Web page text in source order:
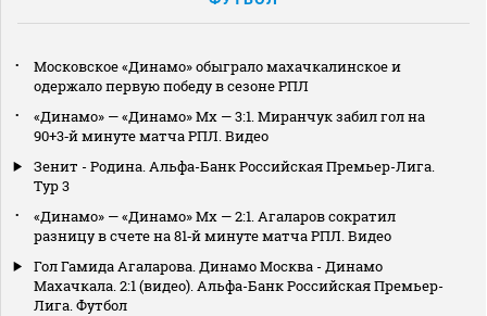
Московское «Динамо» обыграло махачкалинское и
одержало первую победу в сезоне РПЛ
«Динамо» — «Динамо» Мх — 3:1. Миранчук забил гол на
90+3‑й минуте матча РПЛ. Видео
Зенит - Родина. Альфа-Банк Российская Премьер-Лига.
Тур 3
«Динамо» — «Динамо» Мх — 2:1. Агаларов сократил
разницу в счете на 81‑й минуте матча РПЛ. Видео
Гол Гамида Агаларова. Динамо Москва - Динамо
Махачкала. 2:1 (видео). Альфа-Банк Российская Премьер-
Лига. Футбол